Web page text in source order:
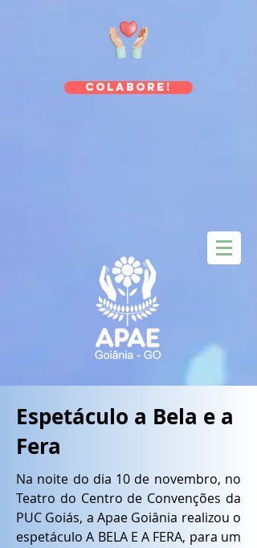
Colabore!
Espetáculo a Bela e a
Fera
Na noite do dia 10 de novembro, no
Teatro do Centro de Convenções da
PUC Goiás, a Apae Goiânia realizou o
espetáculo A BELA E A FERA, para um